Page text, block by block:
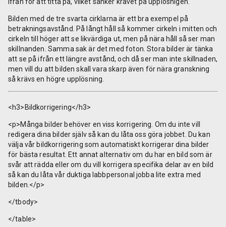
Bilden med de tre svarta cirklarna är ett bra exempel på
betrakningsavstånd. På långt håll så kommer cirkeln i mitten och
cirkeln till höger att se likvärdiga ut, men på nära håll så ser man
skillnanden. Samma sak är det med foton. Stora bilder är tänka
att se på ifrån ett längre avstånd, och då ser man inte skillnaden,
men vill du att bilden skall vara skarp även för nära granskning
så krävs en högre upplösning.
<h3>Bildkorrigering</h3>
<p>Många bilder behöver en viss korrigering. Om du inte vill
redigera dina bilder själv så kan du låta oss göra jobbet. Du kan
välja vår bildkorrigering som automatiskt korrigerar dina bilder
för bästa resultat. Ett annat alternativ om du har en bild som är
svår att rädda eller om du vill korrigera specifika delar av en bild
så kan du låta vår duktiga labbpersonal jobba lite extra med
bilden.</p>
</tbody>
</table>